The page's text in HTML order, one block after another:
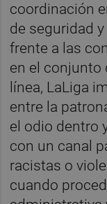
coordinación
de seguridad
frente a las
en el conjunto
línea, LaLiga
entre la
el odio dentro
con un canal
racistas o
cuando